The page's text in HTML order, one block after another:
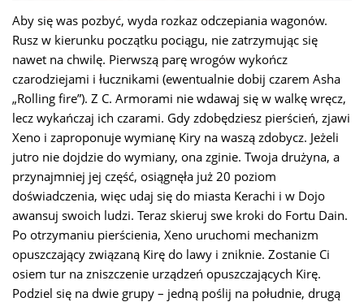
Aby się was pozbyć, wyda rozkaz odczepiania wagonów.
Rusz w kierunku początku pociągu, nie zatrzymując się
nawet na chwilę. Pierwszą parę wrogów wykończ
czarodziejami i łucznikami (ewentualnie dobij czarem Asha
„Rolling fire”). Z C. Armorami nie wdawaj się w walkę wręcz,
lecz wykańczaj ich czarami. Gdy zdobędziesz pierścień, zjawi
Xeno i zaproponuje wymianę Kiry na waszą zdobycz. Jeżeli
jutro nie dojdzie do wymiany, ona zginie. Twoja drużyna, a
przynajmniej jej część, osiągnęła już 20 poziom
doświadczenia, więc udaj się do miasta Kerachi i w Dojo
awansuj swoich ludzi. Teraz skieruj swe kroki do Fortu Dain.
Po otrzymaniu pierścienia, Xeno uruchomi mechanizm
opuszczający związaną Kirę do lawy i zniknie. Zostanie Ci
osiem tur na zniszczenie urządzeń opuszczających Kirę.
Podziel się na dwie grupy – jedną poślij na południe, drugą